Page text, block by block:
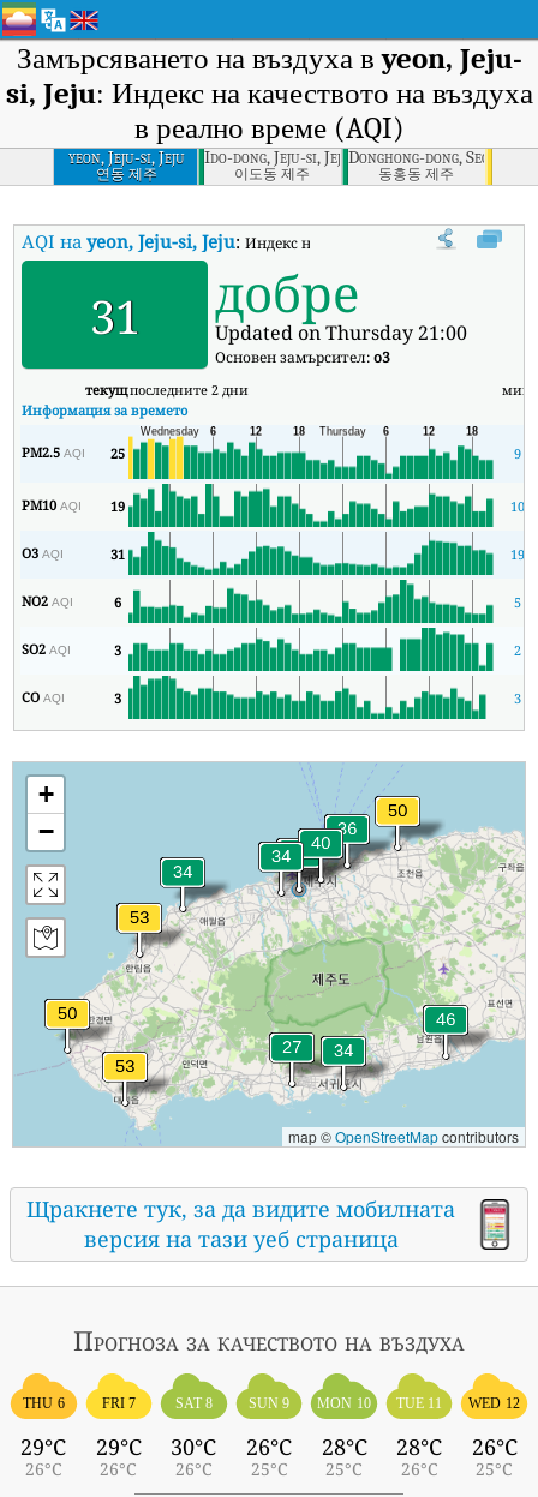
Замърсяването на въздуха вyeon, Jeju-
si, Jeju: Индекс на качеството на въздуха
в реално време (AQI)
yeon, Jeju-si, Jeju
연동 제주
Ido-dong, Jeju-si, Jeju
이도동 제주
Donghong-dong, Seogwipo-
동홍동 제주
AQI наyeon, Jeju-si, Jeju:Индекс на качеството на въздуха в
31 добре
Updated on Thursday 21:00
Основен замърсител:o3
текущпоследните 2 дни мин
Информация за времето
PM2.5AQI 25 9
PM10AQI 19 10
O3AQI 31 19
NO2AQI 6 5
SO2AQI 3 2
COAQI 3 3
+
−
map ©OpenStreetMapcontributors
Щракнете тук, за да видите мобилната
версия на тази уеб страница
Прогноза за качеството на въздуха
THU 6
29°C
26°C
FRI 7
29°C
26°C
SAT 8
30°C
26°C
SUN 9
26°C
25°C
MON 10
28°C
25°C
TUE 11
28°C
26°C
WED 12
26°C
25°C